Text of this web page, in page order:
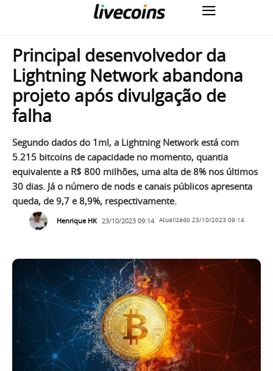
Principal desenvolvedor da
Lightning Network abandona
projeto após divulgação de
falha
Segundo dados do 1ml, a Lightning Network está com
5.215 bitcoins de capacidade no momento, quantia
equivalente a R$ 800 milhões, uma alta de 8% nos últimos
30 dias. Já o número de nods e canais públicos apresenta
queda, de 9,7 e 8,9%, respectivamente.
Henrique HK 23/10/2023 09:14 Atualizado 23/10/2023 09:14